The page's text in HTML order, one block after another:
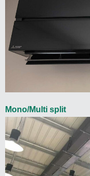
Mono/Multi split